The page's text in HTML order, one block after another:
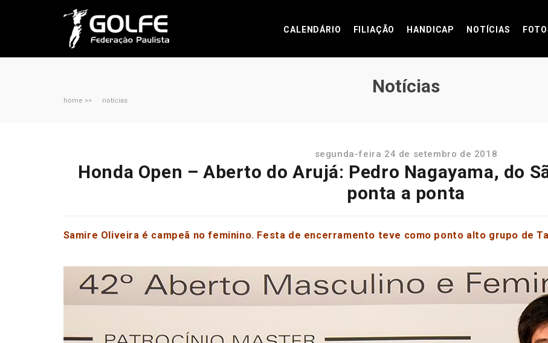
CALENDÁRIO FILIAÇÃO HANDICAP NOTÍCIAS
Notícias
home >> notícias
segunda-feira 24 de setembro de 2018
Honda Open – Aberto do Arujá: Pedro Nagayama, do
ponta a ponta
Samire Oliveira é campeã no feminino. Festa de encerramento teve como ponto alto grupo de